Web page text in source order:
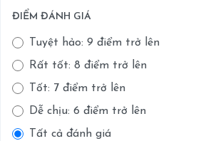
ĐIỂM ĐÁNH GIÁ
Tuyệt hảo: 9 điểm trở lên
Rất tốt: 8 điểm trở lên
Tốt: 7 điểm trở lên
Dễ chịu: 6 điểm trở lên
Tất cả đánh giá